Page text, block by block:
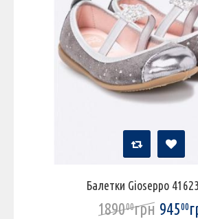
Балетки Gioseppo
189000грн 94500